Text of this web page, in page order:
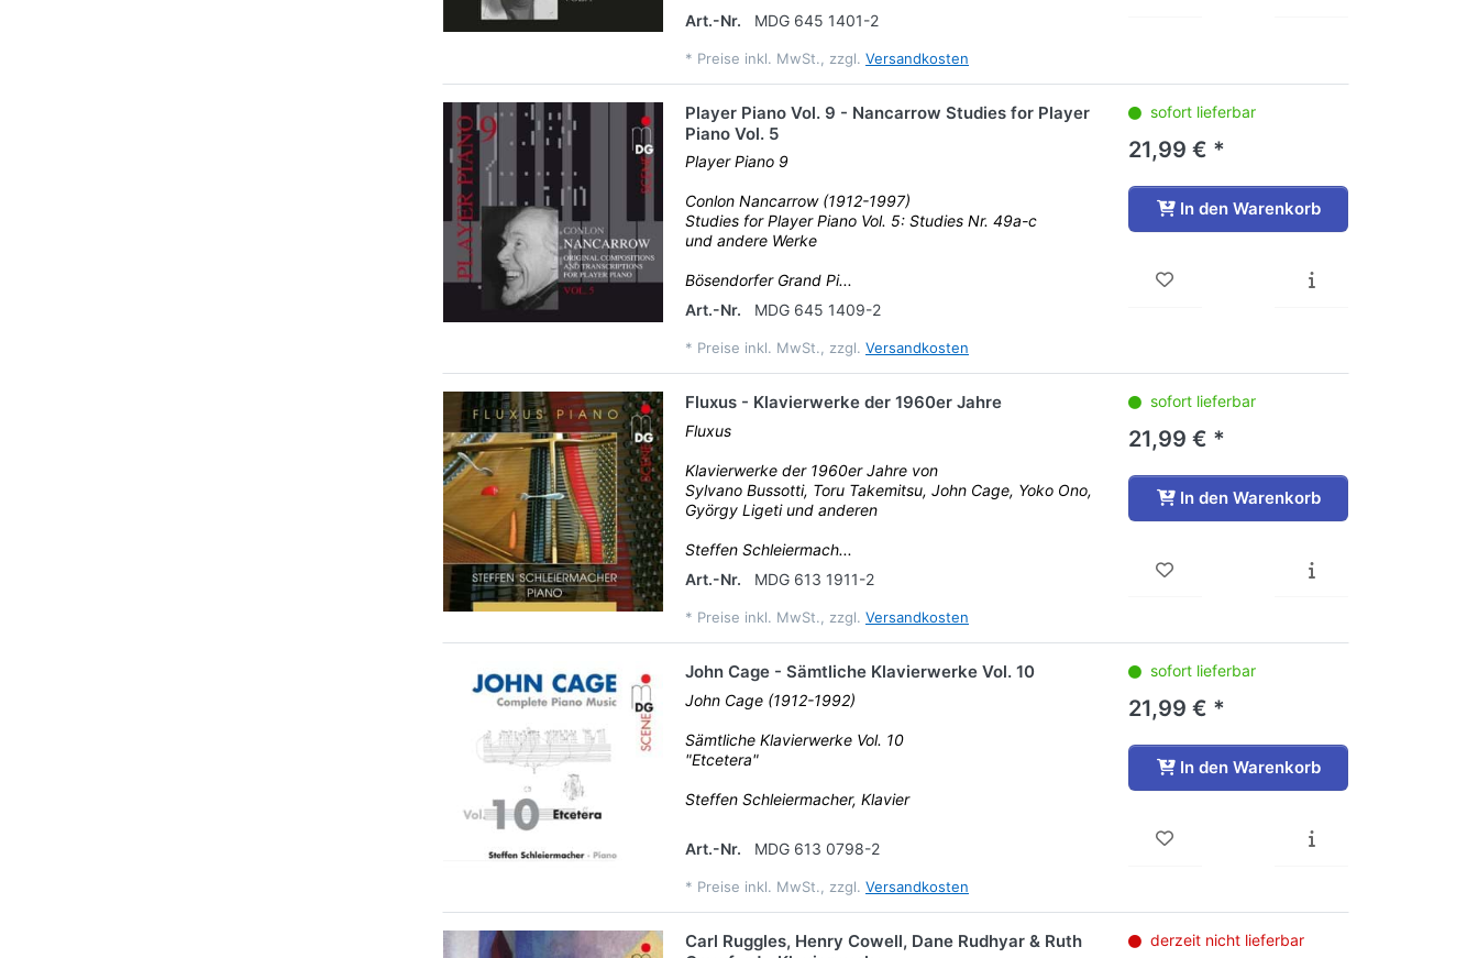
Art.-Nr. MDG 645 1401-2
* Preise inkl. MwSt., zzgl. Versandkosten
Player Piano Vol. 9 - Nancarrow Studies for Player
Piano Vol. 5
Player Piano 9
Conlon Nancarrow (1912-1997)
Studies for Player Piano Vol. 5: Studies Nr. 49a-c
und andere Werke
Bösendorfer Grand Pi...
Art.-Nr.
MDG 645 1409-2
* Preise inkl. MwSt., zzgl. Versandkosten
sofort lieferbar
21,99 € *
In den Warenkorb
Fluxus - Klavierwerke der 1960er Jahre
Fluxus
Klavierwerke der 1960er Jahre von
Sylvano Bussotti, Toru Takemitsu, John Cage, Yoko Ono,
György Ligeti und anderen
Steffen Schleiermach...
Art.-Nr.
MDG 613 1911-2
* Preise inkl. MwSt., zzgl. Versandkosten
sofort lieferbar
21,99 € *
In den Warenkorb
John Cage - Sämtliche Klavierwerke Vol. 10
John Cage (1912-1992)
Sämtliche Klavierwerke Vol. 10
"Etcetera"
Steffen Schleiermacher, Klavier
Art.-Nr. MDG 613 0798-2
* Preise inkl. MwSt., zzgl. Versandkosten
sofort lieferbar
21,99 € *
In den Warenkorb
Carl Ruggles, Henry Cowell, Dane Rudhyar & Ruth
derzeit nicht lieferbar